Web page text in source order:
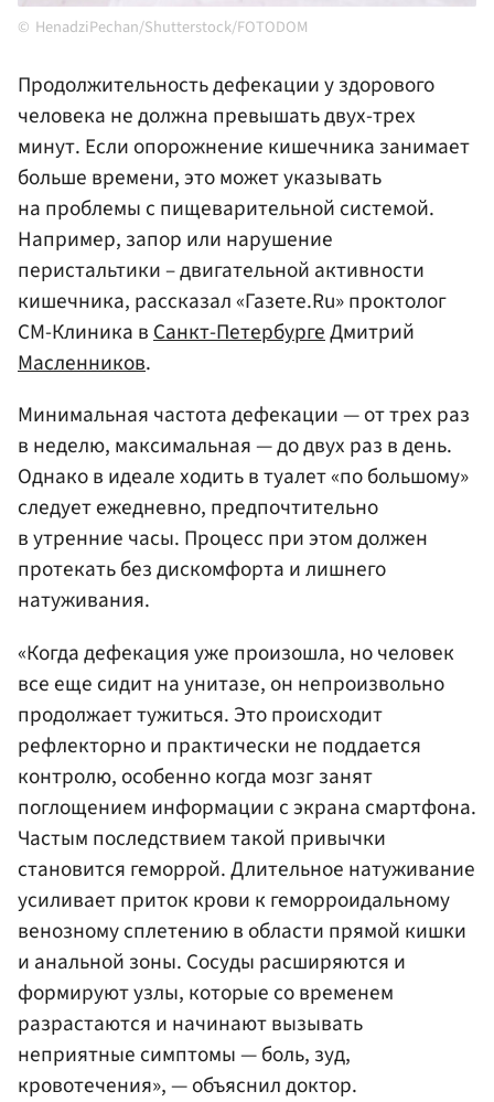
HenadziPechan/Shutterstock/FOTODOM
Продолжительность дефекации у здорового
человека не должна превышать двух-трех
минут. Если опорожнение кишечника занимает
больше времени, это может указывать
на проблемы с пищеварительной системой.
Например, запор или нарушение
перистальтики – двигательной активности
кишечника, рассказал «Газете.Ru» проктолог
СМ-Клиника вСанкт-ПетербургеДмитрий
Масленников.
Минимальная частота дефекации — от трех раз
в неделю, максимальная — до двух раз в день.
Однако в идеале ходить в туалет «по большому»
следует ежедневно, предпочтительно
в утренние часы. Процесс при этом должен
протекать без дискомфорта и лишнего
натуживания.
«Когда дефекация уже произошла, но человек
все еще сидит на унитазе, он непроизвольно
продолжает тужиться. Это происходит
рефлекторно и практически не поддается
контролю, особенно когда мозг занят
поглощением информации с экрана смартфона.
Частым последствием такой привычки
становится геморрой. Длительное натуживание
усиливает приток крови к геморроидальному
венозному сплетению в области прямой кишки
и анальной зоны. Сосуды расширяются и
формируют узлы, которые со временем
разрастаются и начинают вызывать
неприятные симптомы — боль, зуд,
кровотечения», — объяснил доктор.